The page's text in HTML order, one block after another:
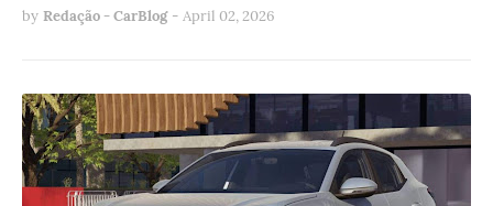
by Redação - CarBlog - April 02, 2026